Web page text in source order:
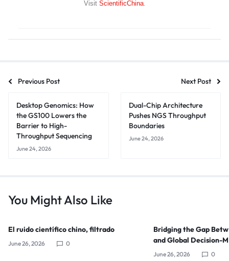
Visit ScientificChina.
Previous Post Next Post
Desktop Genomics: How
the GS100 Lowers the
Barrier to High-
Throughput Sequencing
June 24, 2026
Dual-Chip Architecture
Pushes NGS Throughput
Boundaries
June 24, 2026
You Might Also Like
El ruido científico chino, filtrado
June 26, 2026 0
Bridging the Gap
and Global Decision-
June 26, 2026 0